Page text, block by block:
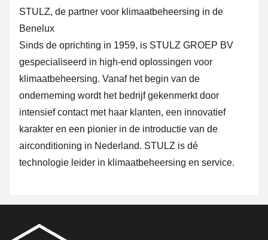
STULZ, de partner voor klimaatbeheersing in de
Benelux
Sinds de oprichting in 1959, is STULZ GROEP BV
gespecialiseerd in high-end oplossingen voor
klimaatbeheersing. Vanaf het begin van de
onderneming wordt het bedrijf gekenmerkt door
intensief contact met haar klanten, een innovatief
karakter en een pionier in de introductie van de
airconditioning in Nederland. STULZ is dé
technologie leider in klimaatbeheersing en service.